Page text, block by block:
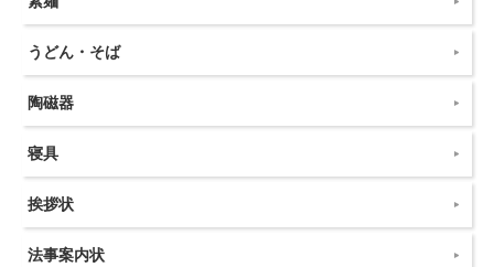
うどん・そば
陶磁器
寝具
挨拶状
法事案内状